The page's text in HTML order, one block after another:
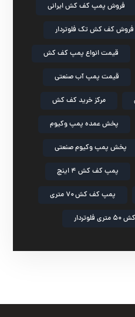
فروش پمپ کف کش ایرانی
فروش کف کش تک فلوتردار
قیمت انواع پمپ کف کش
قیمت پمپ آب صنعتی
مرکز خرید کف کش
پخش عمده پمپ وکیوم
پخش پمپ وکیوم صنعتی
پمپ کف کش ۴ اینچ
پمپ کف کش ۷۰ متری
فلوتردار